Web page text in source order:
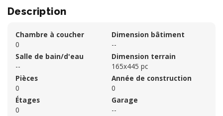
Description
Chambre à coucher
0
Salle de bain/d'eau
--
Pièces
0
Étages
0
Dimension bâtiment
--
Dimension terrain
165x445 pc
Année de construction
0
Garage
--